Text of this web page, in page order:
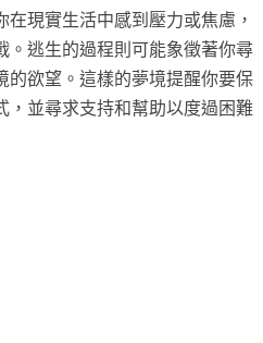
現實生活中感到壓力或焦慮，
。逃生的過程則可能象徵著你尋
的欲望。這樣的夢境提醒你要保
，並尋求支持和幫助以度過困難